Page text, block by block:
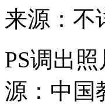
来源：不
PS调出
源：中国